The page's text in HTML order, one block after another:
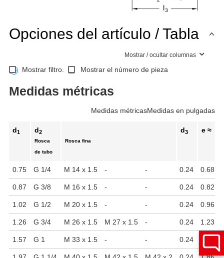
Opciones del artículo / Tabla
Mostrar / ocultar columnas
Mostrar filtro. Mostrar el número de pieza
Medidas métricas
Medidas métricasMedidas en pulgadas
d1 d2
Rosca
de tubo
Rosca fina
d3 e ≈
0.75 G 1/4 M 14 x 1.5 - - 0.24 0.68
0.87 G 3/8 M 16 x 1.5 - - 0.24 0.82
1.02 G 1/2 M 20 x 1.5 - - 0.24 0.96
1.26 G 3/4 M 26 x 1.5 M 27 x 1.5 - 0.24 1.23
1.57 G 1 M 33 x 1.5 - - 0.24